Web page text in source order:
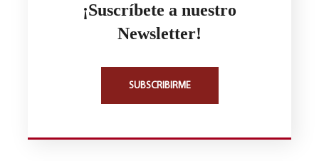
¡Suscríbete a nuestro
Newsletter!
SUBSCRIBIRME